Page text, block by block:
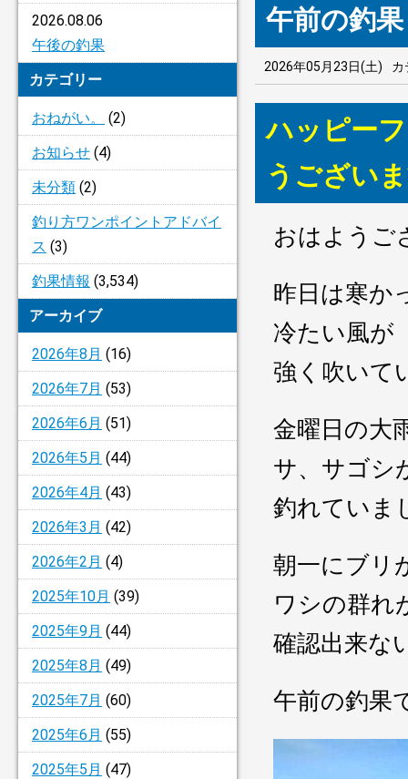
2026.08.06
午後の釣果
カテゴリー
おねがい。
(2)
お知らせ (4)
未分類 (2)
釣り方ワンポイントアドバイ
ス (3)
釣果情報 (3,534)
アーカイブ
2026年8月 (16)
2026年7月 (53)
2026年6月 (51)
2026年5月 (44)
2026年4月 (43)
2026年3月 (42)
2026年2月 (4)
2025年10月 (39)
2025年9月 (44)
2025年8月 (49)
2025年7月 (60)
2025年6月 (55)
2025年5月 (47)
午前の釣果
2026年05月23日(土) カ
ハッピー
うござい
おはようご
昨日は寒か
冷たい風が
強く吹いて
金曜日の大
サ、サゴシ
釣れていま
朝一にブリ
ワシの群れ
確認出来な
午前の釣果